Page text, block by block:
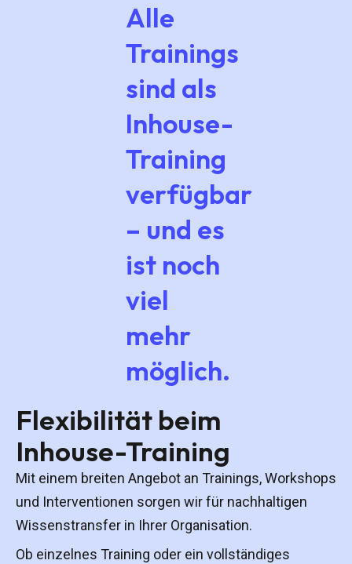
Alle
Trainings
sind als
Inhouse-
Training
verfügbar
– und es
ist noch
viel
mehr
möglich.
Flexibilität beim
Inhouse-Training
Mit einem breiten Angebot an Trainings, Workshops
und Interventionen sorgen wir für nachhaltigen
Wissenstransfer in Ihrer Organisation.
Ob einzelnes Training oder ein vollständiges